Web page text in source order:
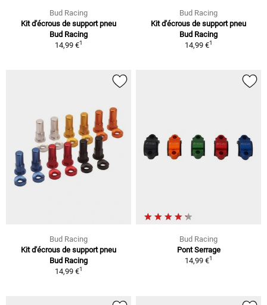
Bud Racing
Kit d'écrous de support pneu
Bud Racing
14,99 €1
Bud Racing
Kit d'écrous de support pneu
Bud Racing
14,99 €1
Bud Racing
Kit d'écrous de support pneu
Bud Racing
14,99 €1
Bud Racing
Pont Serrage
14,99 €1